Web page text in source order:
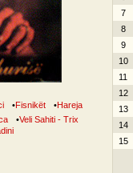
•Fisnikët •Hareja
•Veli Sahiti - Trix
7
8
9
10
11
12
13
14
15